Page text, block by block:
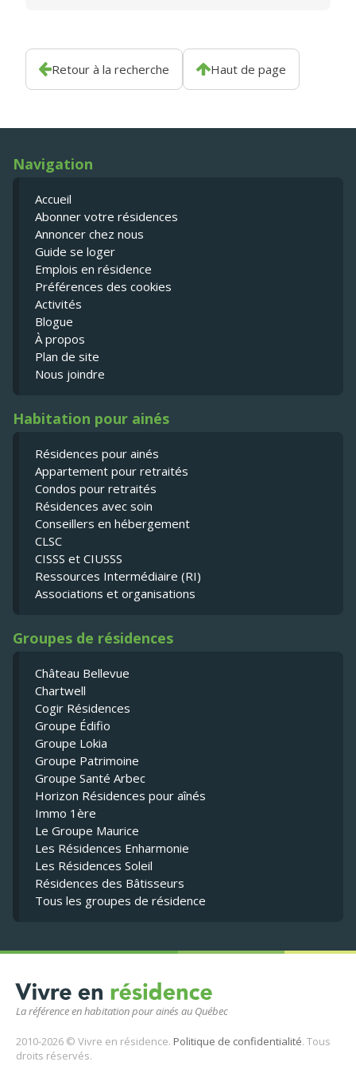
Retour à la recherche Haut de page
La référence en habitation pour ainés au Québec
2010-2026 © Vivre en résidence. Politique de confidentialité. Tous
droits réservés.
Navigation
Accueil
Abonner votre résidences
Annoncer chez nous
Guide se loger
Emplois en résidence
Préférences des cookies
Activités
Blogue
À propos
Plan de site
Nous joindre
Habitation pour ainés
Résidences pour ainés
Appartement pour retraités
Condos pour retraités
Résidences avec soin
Conseillers en hébergement
CLSC
CISSS et CIUSSS
Ressources Intermédiaire (RI)
Associations et organisations
Groupes de résidences
Château Bellevue
Chartwell
Cogir Résidences
Groupe Édifio
Groupe Lokia
Groupe Patrimoine
Groupe Santé Arbec
Horizon Résidences pour aînés
Immo 1ère
Le Groupe Maurice
Les Résidences Enharmonie
Les Résidences Soleil
Résidences des Bâtisseurs
Tous les groupes de résidence